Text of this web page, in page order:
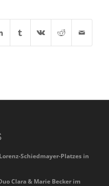
Schiedmayer-Platzes in
Clara & Marie Becker im